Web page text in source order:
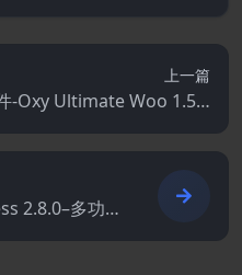
上一篇
-Oxy Ultimate Woo 1.5.4
展]-Oxygen Builder插件
2.8.0–多功能